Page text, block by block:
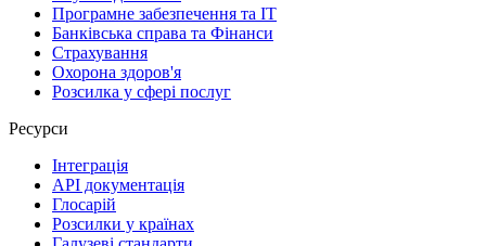
Програмне забезпечення та IT
Банківська справа та Фінанси
Страхування
Охорона здоров'я
Розсилка у сфері послуг
Ресурси
Інтеграція
API документація
Глосарій
Розсилки у країнах